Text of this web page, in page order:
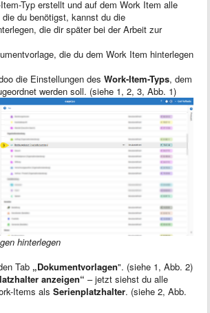
Typ erstellt und auf dem Work Item alle
du benötigst, kannst du die
die dir später bei der Arbeit zur
die du dem Work Item hinterlegen
die Einstellungen des Work-Item-Typs, dem
werden soll. (siehe 1, 2, 3, Abb. 1)
hinterlegen
Tab „Dokumentvorlagen". (siehe 1, Abb. 2)
anzeigen“ – jetzt siehst du alle
Items als Serienplatzhalter. (siehe 2, Abb.